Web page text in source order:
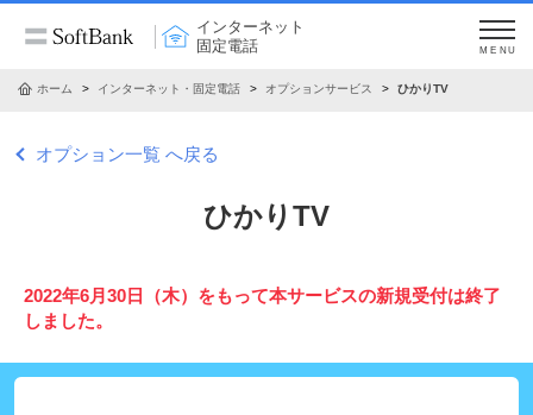
インターネット
固定電話
MENU
ホーム インターネット・固定電話 オプションサービス ひかりTV
オプション一覧 へ戻る
ひかりTV
2022年6月30日（木）をもって本サービスの新規受付は終了
しました。